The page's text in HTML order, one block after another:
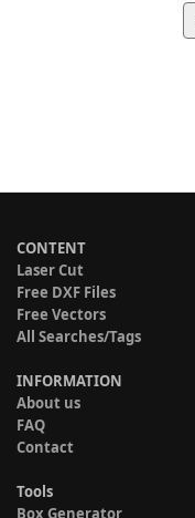
CONTENT
Laser Cut
Free DXF Files
Free Vectors
All Searches/Tags
INFORMATION
About us
FAQ
Contact
Tools
Box Generator